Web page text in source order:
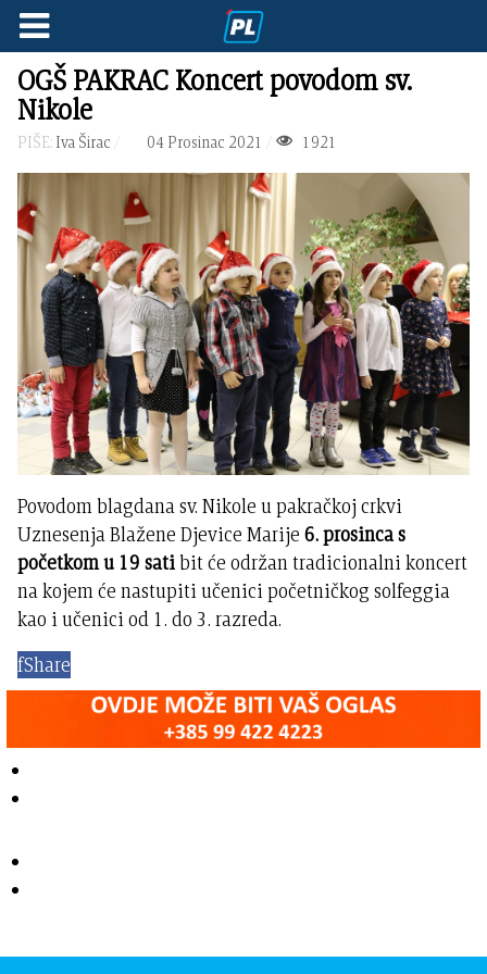
OGŠ PAKRAC Koncert povodom sv.
Nikole
PIŠE: Iva Širac 04 Prosinac 2021 1921
Povodom blagdana sv. Nikole u pakračkoj crkvi
Uznesenja Blažene Djevice Marije6. prosincas
početkom u 19 satibit će održan tradicionalni koncert
na kojem će nastupiti učenici početničkog solfeggia
kao i učenici od 1. do 3. razreda.
fShare